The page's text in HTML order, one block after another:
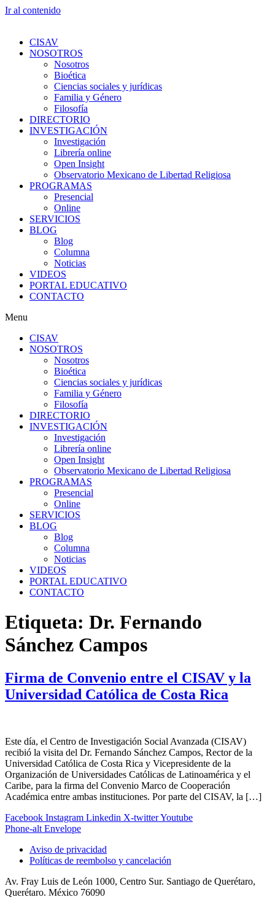
Ir al contenido
CISAV
NOSOTROS
Nosotros
Bioética
Ciencias sociales y jurídicas
Familia y Género
Filosofía
DIRECTORIO
INVESTIGACIÓN
Investigación
Librería online
Open Insight
Observatorio Mexicano de Libertad Religiosa
PROGRAMAS
Presencial
Online
SERVICIOS
BLOG
Blog
Columna
Noticias
VIDEOS
PORTAL EDUCATIVO
CONTACTO
Menu
CISAV
NOSOTROS
Nosotros
Bioética
Ciencias sociales y jurídicas
Familia y Género
Filosofía
DIRECTORIO
INVESTIGACIÓN
Investigación
Librería online
Open Insight
Observatorio Mexicano de Libertad Religiosa
PROGRAMAS
Presencial
Online
SERVICIOS
BLOG
Blog
Columna
Noticias
VIDEOS
PORTAL EDUCATIVO
CONTACTO
Etiqueta: Dr. Fernando
Sánchez Campos
Firma de Convenio entre el CISAV y la
Universidad Católica de Costa Rica
Este día, el Centro de Investigación Social Avanzada (CISAV)
recibió la visita del Dr. Fernando Sánchez Campos, Rector de la
Universidad Católica de Costa Rica y Vicepresidente de la
Organización de Universidades Católicas de Latinoamérica y el
Caribe, para la firma del Convenio Marco de Cooperación
Académica entre ambas instituciones. Por parte del CISAV, la […]
Facebook Instagram Linkedin X-twitterYoutube
Phone-alt Envelope
Aviso de privacidad
Políticas de reembolso y cancelación
Av. Fray Luis de León 1000, Centro Sur. Santiago de Querétaro,
Querétaro. México 76090